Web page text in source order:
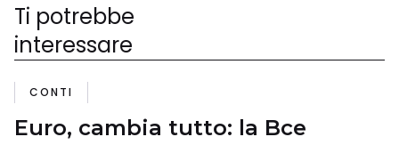
Ti potrebbe
interessare
CONTI
Euro, cambia tutto: la Bce